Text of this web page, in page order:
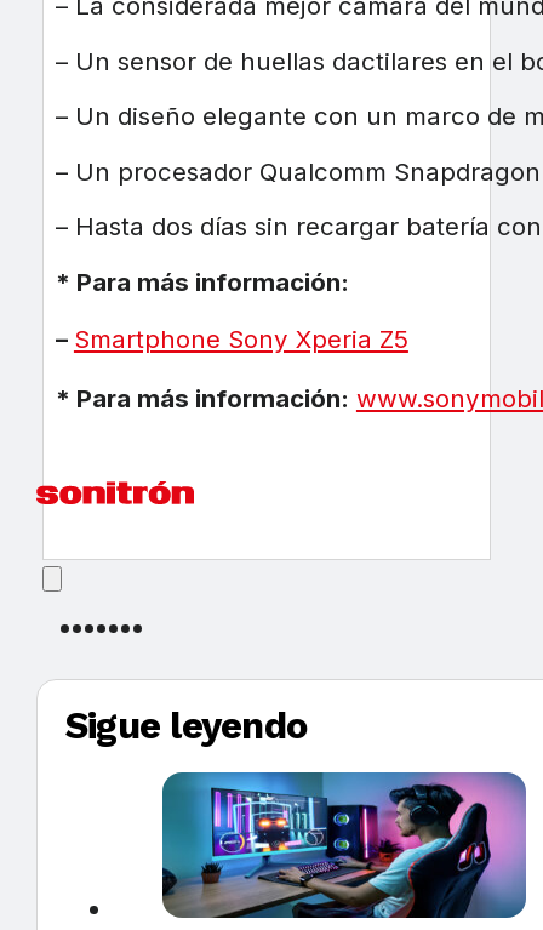
– Un sensor de huellas dactilares en el
– Un diseño elegante con un marco de
– Un procesador Qualcomm
– Hasta dos días sin recargar batería
* Para más información:
– Smartphone Sony Xperia Z5
* Para más información:
Sigue leyendo